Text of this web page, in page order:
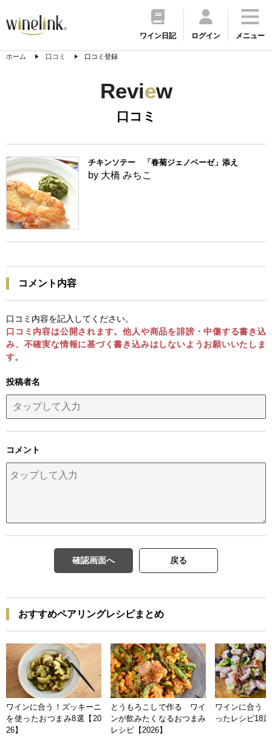
ワイン日記 ログイン メニュー
ホーム 口コミ 口コミ登録
Review
口コミ
チキンソテー 「春菊ジェノベーゼ」添え
by 大橋 みちこ
コメント内容
口コミ内容を記入してください。
口コミ内容は公開されます。他人や商品を誹謗・中傷する書き込
み、不確実な情報に基づく書き込みはしないようお願いいたしま
す。
投稿者名
コメント
確認画面へ 戻る
おすすめペアリングレシピまとめ
ワインに合う！ズッキーニ
を使ったおつまみ8選【20
26】
とうもろこしで作る ワイ
ンが飲みたくなるおつまみ
レシピ【2026】
ワインに合う
ったレシピ18